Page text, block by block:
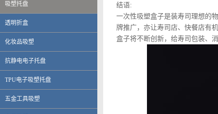
吸塑托盘
透明折盒
化妆品吸塑
抗静电电子托盘
TPU电子吸塑托盘
五金工具吸塑
结语:
一次性吸塑盒子是装寿司理想的
牌推广，亦让寿司店、快餐店有
盒子将不断创新，给寿司包装、